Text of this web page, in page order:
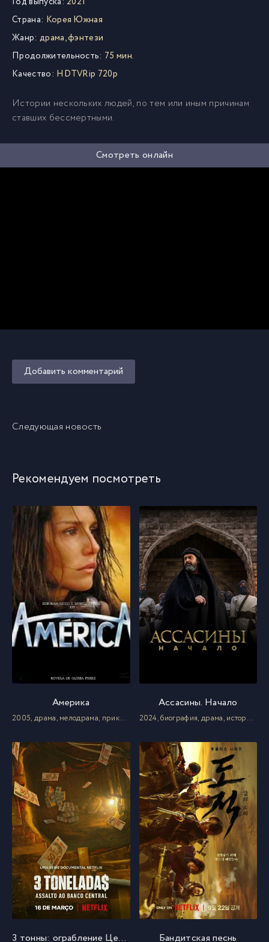
Страна: Корея Южная
Жанр: драма, фэнтези
Продолжительность: 75 мин.
Качество: HDTVRip 720p
Истории нескольких людей, по тем или иным причинам
ставших бессмертными.
Следующая новость
Смотреть онлайн
Добавить комментарий
Рекомендуем посмотреть
Америка
2005, драма, мелодрама, приключения
Ассасины. Начало
2024, биография, драма, история, триллер
3 тонны: ограбление Центрального банка Бразилии Бандитская песнь